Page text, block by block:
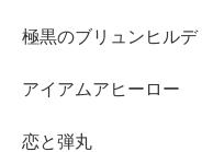
極黒のブリュンヒルデ
アイアムアヒーロー
恋と弾丸